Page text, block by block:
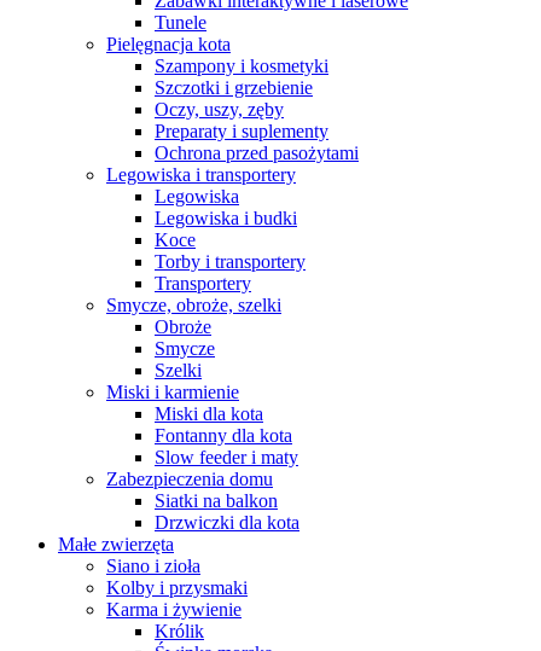
Tunele
Pielęgnacja kota
Szampony i kosmetyki
Szczotki i grzebienie
Oczy, uszy, zęby
Preparaty i suplementy
Ochrona przed pasożytami
Legowiska i transportery
Legowiska
Legowiska i budki
Koce
Torby i transportery
Transportery
Smycze, obroże, szelki
Obroże
Smycze
Szelki
Miski i karmienie
Miski dla kota
Fontanny dla kota
Slow feeder i maty
Zabezpieczenia domu
Siatki na balkon
Drzwiczki dla kota
Małe zwierzęta
Siano i zioła
Kolby i przysmaki
Karma i żywienie
Królik